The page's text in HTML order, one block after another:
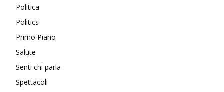
Politica
Politics
Primo Piano
Salute
Senti chi parla
Spettacoli